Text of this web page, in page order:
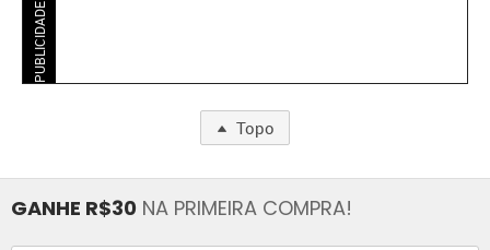
PUBLICIDADE
Topo
GANHE R$30 NA PRIMEIRA COMPRA!